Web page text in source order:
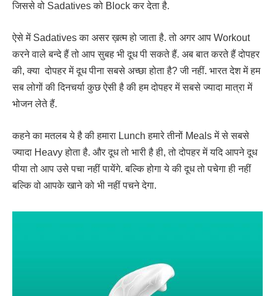
जिससे वो Sadatives को Block कर देता है.
ऐसे में Sadatives का असर ख़त्म हो जाता है. तो अगर आप Workout
करने वाले बन्दे हैं तो आप सुबह भी दूध पी सकते हैं. अब बात करते हैं दोपहर
की, क्या दोपहर में दूध पीना सबसे अच्छा होता है? जी नहीं. भारत देश में हम
सब लोगों की दिनचर्या कुछ ऐसी है की हम दोपहर में सबसे ज्यादा मात्रा में
भोजन लेते हैं.
कहने का मतलब ये है की हमारा Lunch हमारे तीनों Meals में से सबसे
ज्यादा Heavy होता है. और दूध तो भारी है ही, तो दोपहर में यदि आपने दूध
पीया तो आप उसे पचा नहीं पायेंगे. बल्कि होगा ये की दूध तो पचेगा ही नहीं
बल्कि वो आपके खाने को भी नहीं पचने देगा.